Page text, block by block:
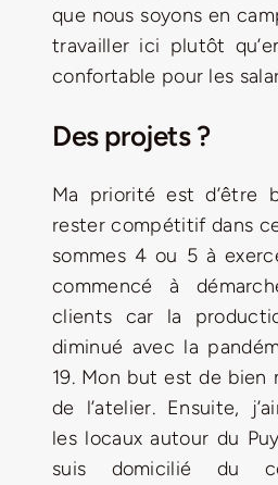
que nous soyons en
travailler ici plutôt
confortable pour les
Des projets ?
Ma priorité est d’être
rester compétitif dans
sommes 4 ou 5 à
commencé à
clients car la
diminué avec la
19. Mon but est de bien
de l’atelier. Ensuite,
les locaux autour du
suis domicilié du